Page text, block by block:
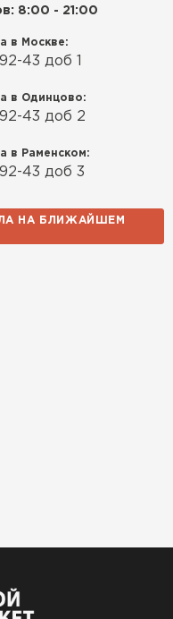
8:00 - 21:00
в Москве:
43 доб 1
в Одинцово:
43 доб 2
в Раменском:
43 доб 3
НА БЛИЖАЙШЕМ